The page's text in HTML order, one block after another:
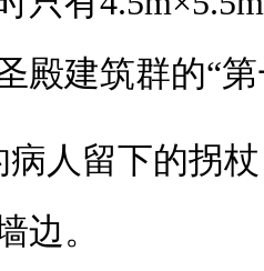
殿建筑群的“
病人留下的拐
边。